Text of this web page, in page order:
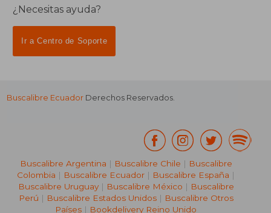
¿Necesitas ayuda?
Ir a Centro de Soporte
Buscalibre Ecuador Derechos Reservados.
Buscalibre Argentina | Buscalibre Chile | Buscalibre
Colombia | Buscalibre Ecuador | Buscalibre España |
Buscalibre Uruguay| Buscalibre México | Buscalibre
Perú | Buscalibre Estados Unidos| Buscalibre Otros
Países | Bookdelivery Reino Unido